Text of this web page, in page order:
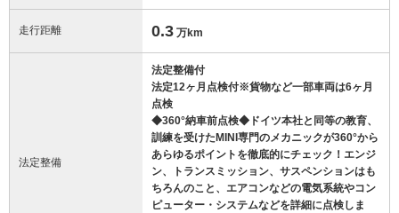
走行距離 0.3 万km
法定整備
法定整備付
法定12ヶ月点検付※貨物など一部車両は6ヶ月
点検
◆360°納車前点検◆ドイツ本社と同等の教育、
訓練を受けたMINI専門のメカニックが360°から
あらゆるポイントを徹底的にチェック！エンジ
ン、トランスミッション、サスペンションはも
ちろんのこと、エアコンなどの電気系統やコン
ピューター・システムなどを詳細に点検しま